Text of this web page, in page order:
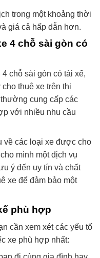
trong một khoảng thời
giá cả hấp dẫn hơn.
4 chỗ sài gòn có
chỗ sài gòn có tài xế,
thuê xe trên thị
cung cấp các
với nhiều nhu cầu
về các loại xe được cho
mình một dịch vụ
ý đến uy tín và chất
xe để đảm bảo một
phù hợp
cần xem xét các yếu tố
xe phù hợp nhất: